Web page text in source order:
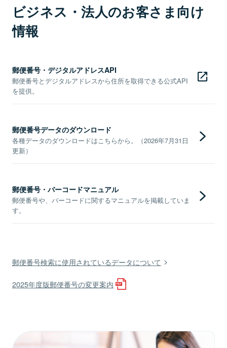
ビジネス・法人のお客さま向け
情報
郵便番号・デジタルアドレスAPI
郵便番号とデジタルアドレスから住所を取得できる公式API
を提供。
郵便番号データのダウンロード
各種データのダウンロードはこちらから。（2026年7月31日
更新）
郵便番号・バーコードマニュアル
郵便番号や、バーコードに関するマニュアルを掲載していま
す。
郵便番号検索に使用されているデータについて
2025年度版郵便番号の変更案内